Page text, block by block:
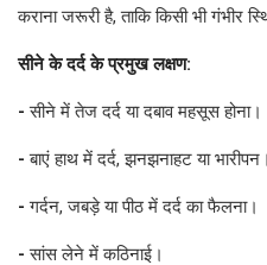
कराना जरूरी है, ताकि किसी भी गंभीर
सीने के दर्द के प्रमुख लक्षण:
-सीने में तेज दर्द या दबाव महसूस होना।
-बाएं हाथ में दर्द, झनझनाहट या
- गर्दन, जबड़े या पीठ में दर्द का फैलना।
-सांस लेने में कठिनाई।